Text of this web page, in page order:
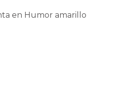
en Humor amarillo